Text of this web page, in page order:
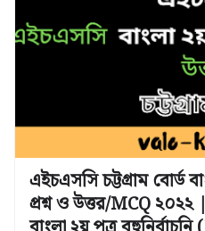
এইচএসসি চট্টগ্রাম বোর্ড
প্রশ্ন ও উত্তর/MCQ ২০২২